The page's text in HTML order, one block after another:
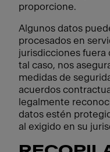
proporcione.
Algunos datos
procesados en
jurisdicciones fuera
tal caso, nos
medidas de
acuerdos
legalmente
datos estén
al exigido en su